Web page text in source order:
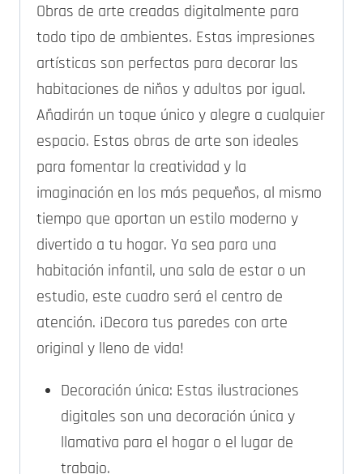
Obras de arte creadas digitalmente para
todo tipo de ambientes. Estas impresiones
artísticas son perfectas para decorar las
habitaciones de niños y adultos por igual.
Añadirán un toque único y alegre a cualquier
espacio. Estas obras de arte son ideales
para fomentar la creatividad y la
imaginación en los más pequeños, al mismo
tiempo que aportan un estilo moderno y
divertido a tu hogar. Ya sea para una
habitación infantil, una sala de estar o un
estudio, este cuadro será el centro de
atención. ¡Decora tus paredes con arte
original y lleno de vida!
Decoración única: Estas ilustraciones
digitales son una decoración única y
llamativa para el hogar o el lugar de
trabajo.